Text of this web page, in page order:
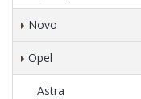
Novo
Opel
Astra